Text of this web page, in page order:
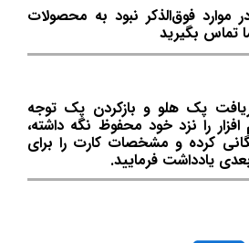
موارد فوق‌الذکر نبود به محصولات
تماس بگیرید
پک هلو و بازکردن پک توجه
را نزد خود محفوظ نگه داشته،
کرده و مشخصات کارت را برای
یادداشت فرمایید.